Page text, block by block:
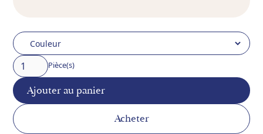
Pièce(s)
Acheter